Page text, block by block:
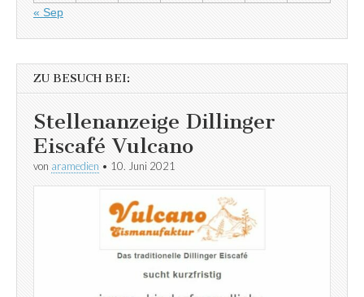
« Sep
ZU BESUCH BEI:
Stellenanzeige Dillinger
Eiscafé Vulcano
von aramedien • 10. Juni 2021